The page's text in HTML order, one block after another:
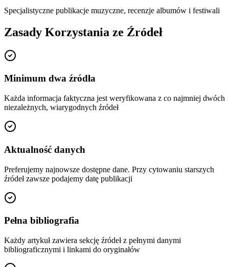
Specjalistyczne publikacje muzyczne, recenzje albumów i festiwali
Zasady Korzystania ze Źródeł
Minimum dwa źródła
Każda informacja faktyczna jest weryfikowana z co najmniej dwóch
niezależnych, wiarygodnych źródeł
Aktualność danych
Preferujemy najnowsze dostępne dane. Przy cytowaniu starszych
źródeł zawsze podajemy datę publikacji
Pełna bibliografia
Każdy artykuł zawiera sekcję źródeł z pełnymi danymi
bibliograficznymi i linkami do oryginałów